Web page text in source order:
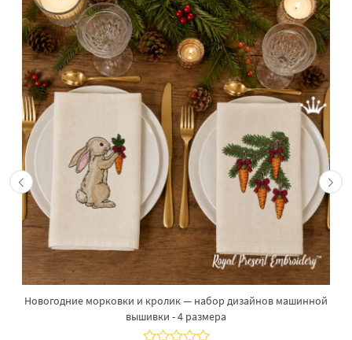
Новогодние морковки и кролик — набор дизайнов машинной
вышивки - 4 размера